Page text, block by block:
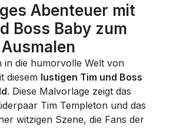
Abenteuer mit
Boss Baby zum
Ausmalen
in die humorvolle Welt von
diesem lustigen Tim und Boss
. Diese Malvorlage zeigt das
Tim Templeton und das
witzigen Szene, die Fans der